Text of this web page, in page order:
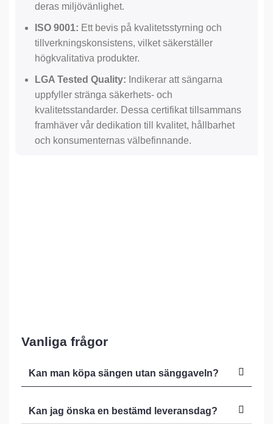
deras miljövänlighet.
ISO 9001: Ett bevis på kvalitetsstyrning och
tillverkningskonsistens, vilket säkerställer
högkvalitativa produkter.
LGA Tested Quality: Indikerar att sängarna
uppfyller stränga säkerhets- och
kvalitetsstandarder. Dessa certifikat tillsammans
framhäver vår dedikation till kvalitet, hållbarhet
och konsumenternas välbefinnande.
Vanliga frågor
Kan man köpa sängen utan sänggaveln?
Kan jag önska en bestämd leveransdag?